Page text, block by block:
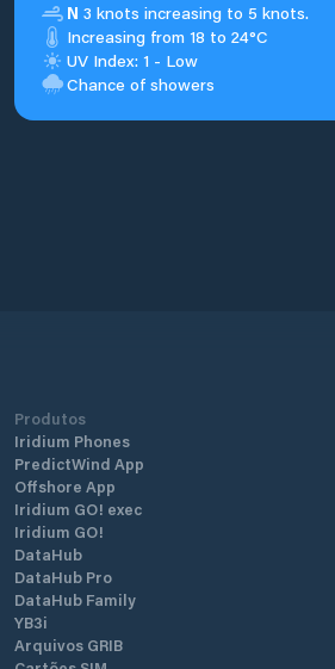
N 3 knots increasing to 5 knots.
Increasing from 18 to 24°C
UV Index: 1 - Low
Chance of showers
Produtos
Iridium Phones
PredictWind App
Offshore App
Iridium GO! exec
Iridium GO!
DataHub
DataHub Pro
DataHub Family
YB3i
Arquivos GRIB